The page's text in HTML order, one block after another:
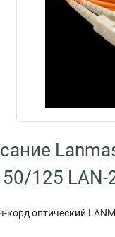
125 LAN-
корд оптический